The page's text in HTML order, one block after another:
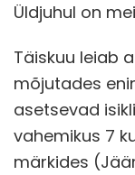
Üldjuhul on
Täiskuu leiab
mõjutades
asetsevad
vahemikus 7
märkides